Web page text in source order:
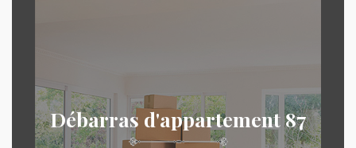
Débarras d'appartement 87